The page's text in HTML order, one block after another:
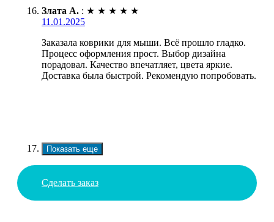
Злата А. : ★ ★ ★ ★ ★
11.01.2025
Заказала коврики для мыши. Всё прошло гладко.
Процесс оформления прост. Выбор дизайна
порадовал. Качество впечатляет, цвета яркие.
Доставка была быстрой. Рекомендую попробовать.
Показать еще
Сделать заказ